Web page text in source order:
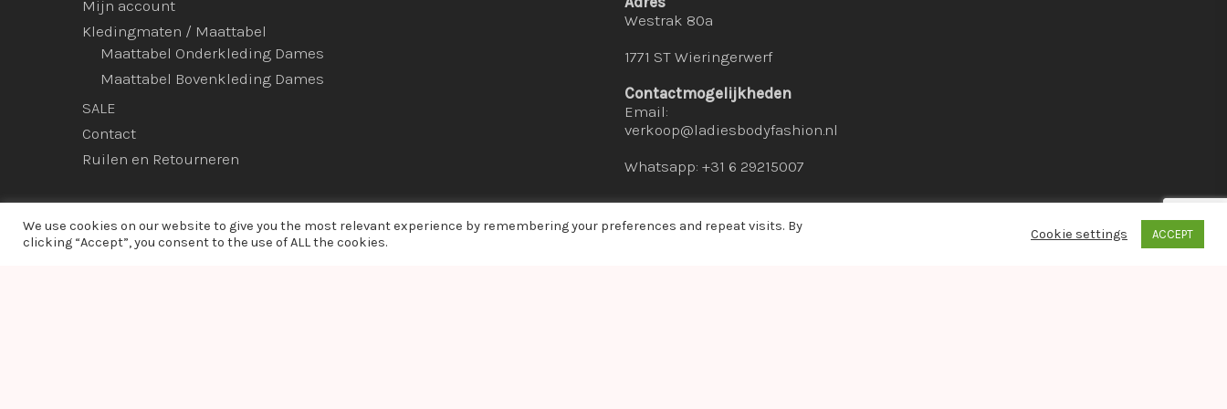
Mijn account
Kledingmaten / Maattabel
Maattabel Onderkleding Dames
Maattabel Bovenkleding Dames
SALE
Contact
Ruilen en Retourneren
Westrak 80a
1771 ST Wieringerwerf
Contactmogelijkheden
Email:
verkoop@ladiesbodyfashion.nl
Whatsapp: +31 6 29215007
We use cookies on our website to give you the most relevant experience by remembering your preferences and repeat visits. By
clicking “Accept”, you consent to the use of ALL the cookies.
Cookie settings ACCEPT